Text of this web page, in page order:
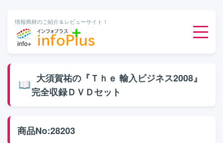
情報商材のご紹介＆レビューサイト！
有料メルマガ
大須賀祐の『Ｔｈｅ 輸入ビジネス2008』
完全収録ＤＶＤセット
商品No:28203